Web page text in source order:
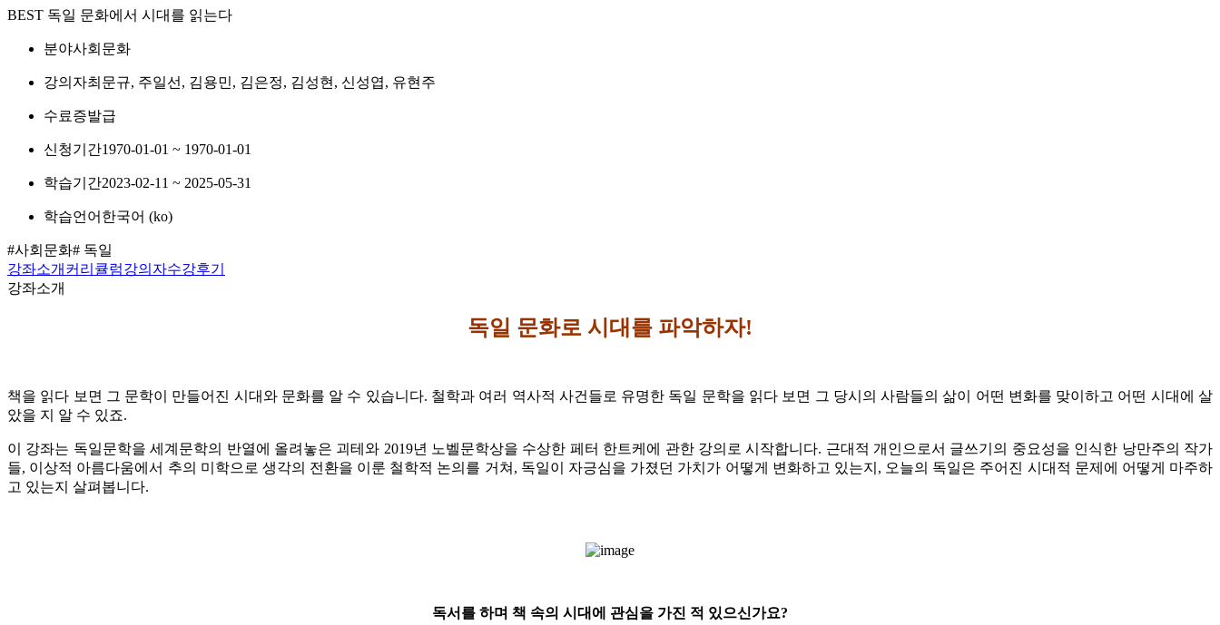
BEST 독일 문화에서 시대를 읽는다
분야사회문화
강의자최문규, 주일선, 김용민, 김은정, 김성현, 신성엽, 유현주
수료증발급
신청기간1970-01-01 ~ 1970-01-01
학습기간2023-02-11 ~ 2025-05-31
학습언어 한국어 ‎(ko)‎
#사회문화# 독일
강좌소개 커리큘럼강의자수강후기
강좌소개
독일 문화로 시대를 파악하자!
책을 읽다 보면 그 문학이 만들어진 시대와 문화를 알 수 있습니다. 철학과 여러 역사적 사건들로 유명한 독일 문학을 읽다 보면 그 당시의 사람들의 삶이 어떤 변화를 맞이하고 어떤 시대에 살
았을 지 알 수 있죠.
이 강좌는 독일문학을 세계문학의 반열에 올려놓은 괴테와 2019년 노벨문학상을 수상한 페터 한트케에 관한 강의로 시작합니다. 근대적 개인으로서 글쓰기의 중요성을 인식한 낭만주의 작가
들, 이상적 아름다움에서 추의 미학으로 생각의 전환을 이룬 철학적 논의를 거쳐, 독일이 자긍심을 가졌던 가치가 어떻게 변화하고 있는지, 오늘의 독일은 주어진 시대적 문제에 어떻게 마주하
고 있는지 살펴봅니다.
독서를 하며 책 속의 시대에 관심을 가진 적 있으신가요?